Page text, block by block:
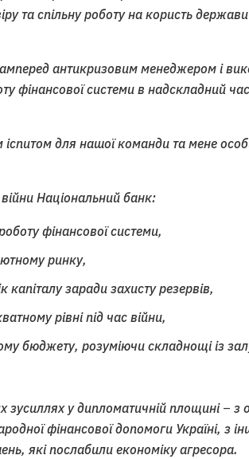
та спільну роботу на користь
антикризовим менеджером і
фінансової системи в надскладний
для нашої команди та мене
Національний банк:
фінансової системи,
ринку,
капіталу заради захисту резервів,
рівні під час війни,
бюджету, розуміючи складнощі із
у дипломатичній площині – з
фінансової допомоги Україні, з
які послабили економіку агресора.